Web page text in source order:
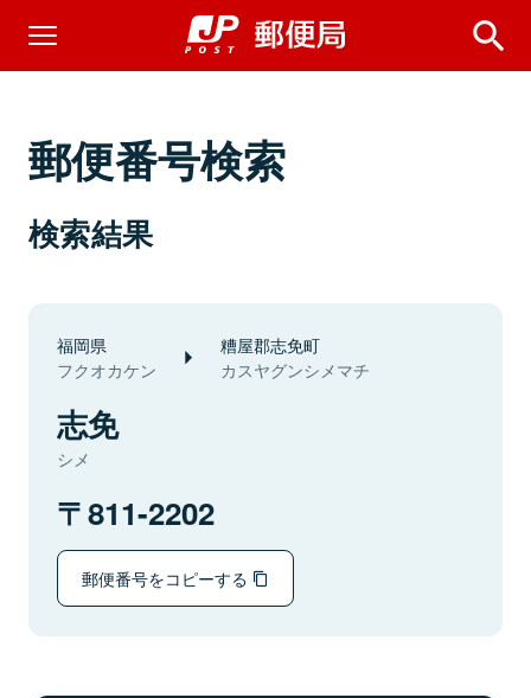
郵便番号検索
検索結果
福岡県
フクオカケン
糟屋郡志免町
カスヤグンシメマチ
志免
シメ
811-2202
郵便番号をコピーする